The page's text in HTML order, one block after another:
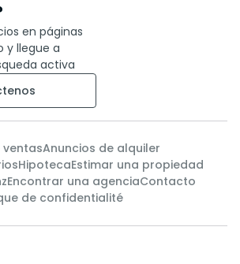
en páginas
y llegue a
activa
ventasAnuncios de alquiler
HipotecaEstimar una propiedad
Encontrar una agenciaContacto
de confidentialité